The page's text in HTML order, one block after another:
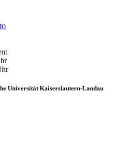
Universität Kaiserslautern-Landau